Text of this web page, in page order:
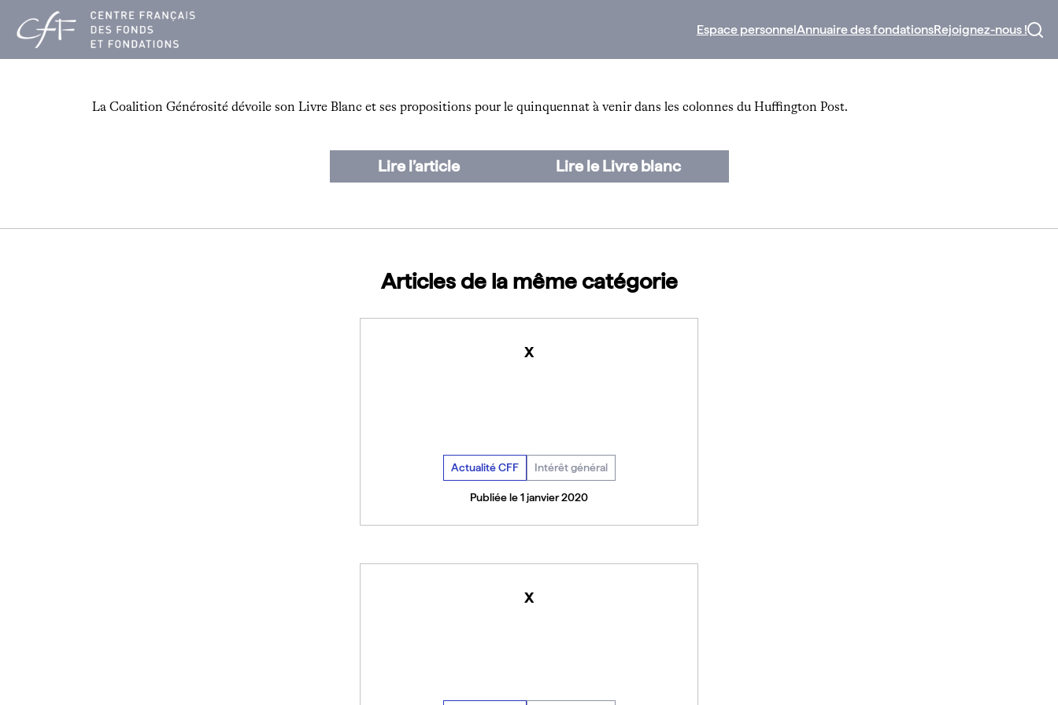
contenu
Espace personnelAnnuaire des fondationsRejoignez-nous !
La Coalition Générosité dévoile son Livre Blanc et ses propositions pour le quinquennat à venir dans les colonnes du Huffington Post.
Lire l’article Lire le Livre blanc
Articles de la même catégorie
x
Actualité CFF Intérêt général
Publiée le 1 janvier 2020
x